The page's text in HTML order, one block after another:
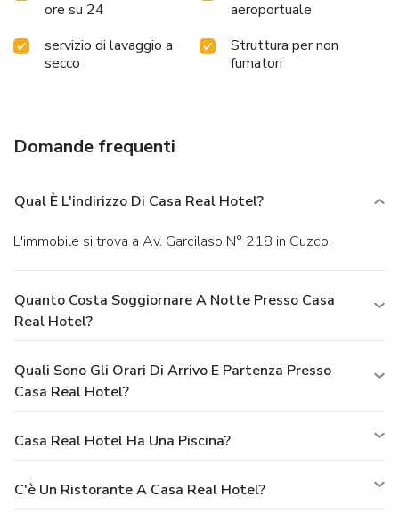
ore su 24
aeroportuale
servizio di lavaggio a
secco
Struttura per non
fumatori
Domande frequenti
Qual È L'indirizzo Di Casa Real Hotel?
L'immobile si trova a Av. Garcilaso N° 218 in Cuzco.
Quanto Costa Soggiornare A Notte Presso Casa
Real Hotel?
Quali Sono Gli Orari Di Arrivo E Partenza Presso
Casa Real Hotel?
Casa Real Hotel Ha Una Piscina?
C'è Un Ristorante A Casa Real Hotel?